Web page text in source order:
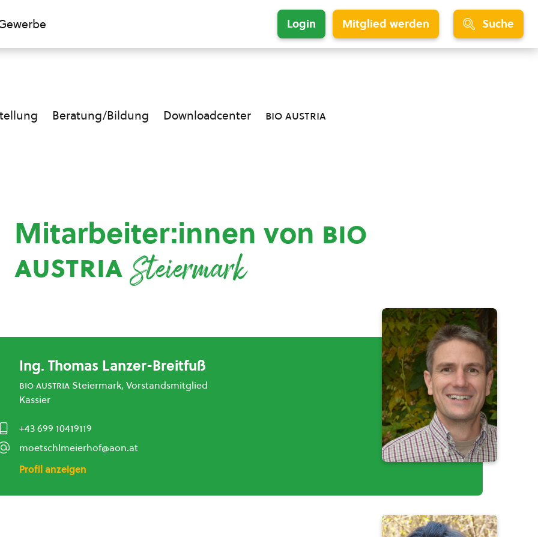
Login Mitglied werden Suche
Beratung/Bildung Downloadcenter bio austria
Mitarbeiter:innen von bio
austriaSteiermark
Ing. Thomas Lanzer-Breitfuß
bio austria Steiermark, Vorstandsmitglied
Kassier
+43 699 10419119
moetschlmeierhof@aon.at
Profil anzeigen